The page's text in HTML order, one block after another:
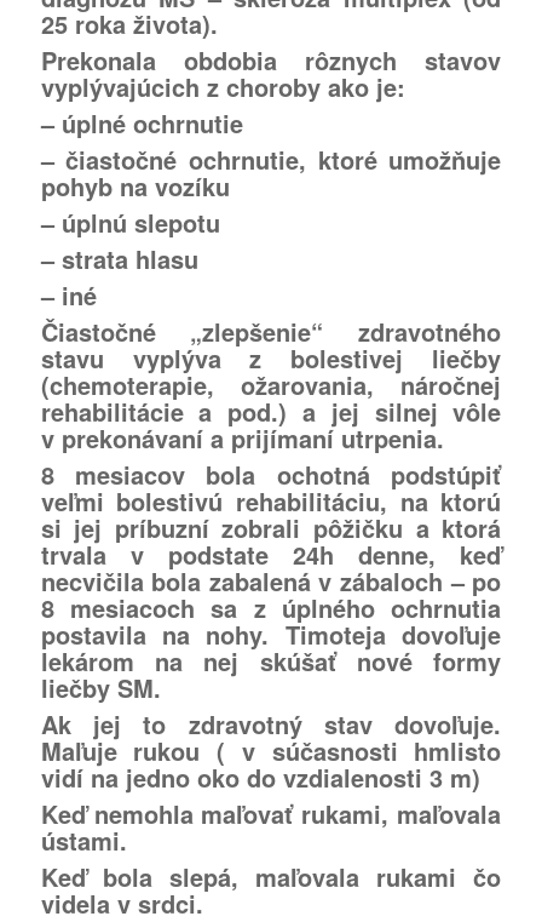
25 roka života).
Prekonala obdobia rôznych stavov
vyplývajúcich z choroby ako je:
– úplné ochrnutie
–čiastočné ochrnutie, ktoré umožňuje
pohyb na vozíku
– úplnú slepotu
– strata hlasu
– iné
Čiastočné „zlepšenie“ zdravotného
stavu vyplýva z bolestivej liečby
(chemoterapie, ožarovania, náročnej
rehabilitácie a pod.) a jej silnej vôle
v prekonávaní a prijímaní utrpenia.
8 mesiacov bola ochotná podstúpiť
veľmi bolestivú rehabilitáciu, na ktorú
si jej príbuzní zobrali pôžičku a ktorá
trvala v podstate 24h denne, keď
necvičila bola zabalená v zábaloch – po
8 mesiacoch sa z úplného ochrnutia
postavila na nohy. Timoteja dovoľuje
lekárom na nej skúšať nové formy
liečby SM.
Ak jej to zdravotný stav dovoľuje.
Maľuje rukou ( v súčasnosti hmlisto
vidí na jedno oko do vzdialenosti 3 m)
Keď nemohla maľovať rukami, maľovala
ústami.
Keď bola slepá, maľovala rukamičo
videla v srdci.